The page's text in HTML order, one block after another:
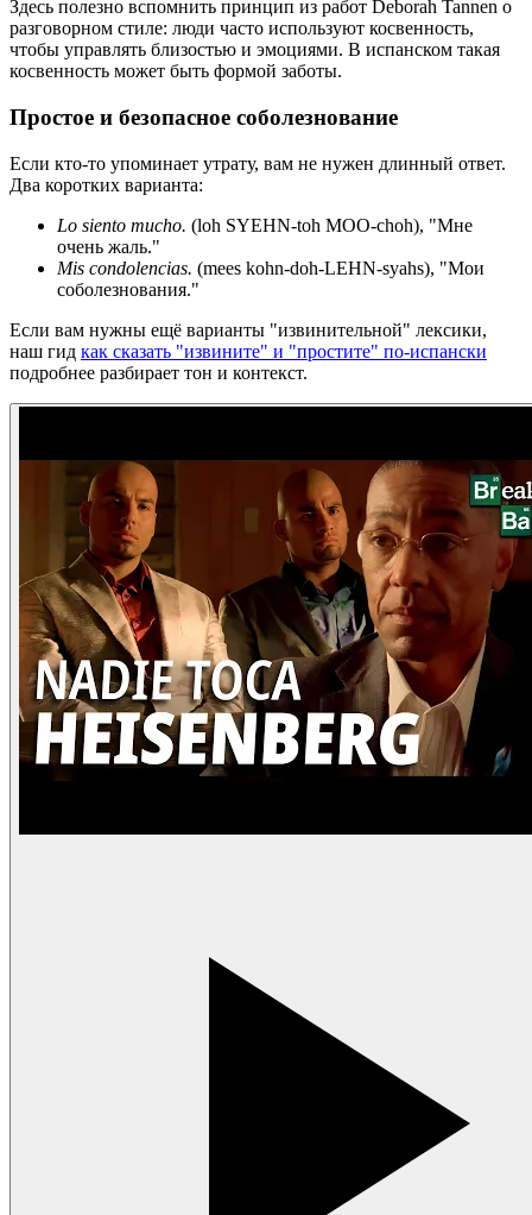
Здесь полезно вспомнить принцип из работ Deborah Tannen о
разговорном стиле: люди часто используют косвенность,
чтобы управлять близостью и эмоциями. В испанском такая
косвенность может быть формой заботы.
Простое и безопасное соболезнование
Если кто-то упоминает утрату, вам не нужен длинный ответ.
Два коротких варианта:
Lo siento mucho. (loh SYEHN-toh MOO-choh), "Мне
очень жаль."
Mis condolencias. (mees kohn-doh-LEHN-syahs), "Мои
соболезнования."
Если вам нужны ещё варианты "извинительной" лексики,
наш гид как сказать "извините" и "простите" по-испански
подробнее разбирает тон и контекст.